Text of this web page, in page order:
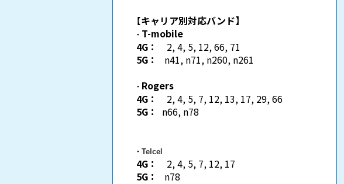
【キャリア別対応バンド】
・ T-mobile
4G： 2, 4, 5, 12, 66, 71
5G：
n41, n71, n260, n261
・ Rogers
4G： 2, 4, 5, 7, 12, 13, 17, 29, 66
5G：
n66, n78
・ Telcel
4G： 2, 4, 5, 7, 12, 17
5G：
n78